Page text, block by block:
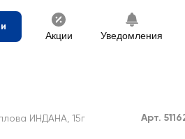
Акции Уведомления
ИНДАНА, 15г Арт.